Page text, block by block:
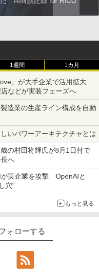
1週間 1カ月
」が大手企業で活用拡大
などが実装フェーズへ
造業の生産ライン構成を自動
いパワーアーキテクチャとは
の村田将輝氏が8月1日付で
へ
が実企業を攻撃 OpenAIと
穴”
もっと見る
ォローする